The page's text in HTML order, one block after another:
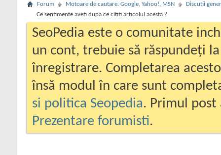
Forum Motoare de cautare. Google, Yahoo!, MSN
Discutii
Ce sentimente aveti dupa ce cititi articolul acesta ?
SeoPedia este o comunitate
un cont, trebuie să răspundeți
înregistrare. Completarea
însă modul în care sunt
si politica Seopedia. Primul
Prezentare forumisti.